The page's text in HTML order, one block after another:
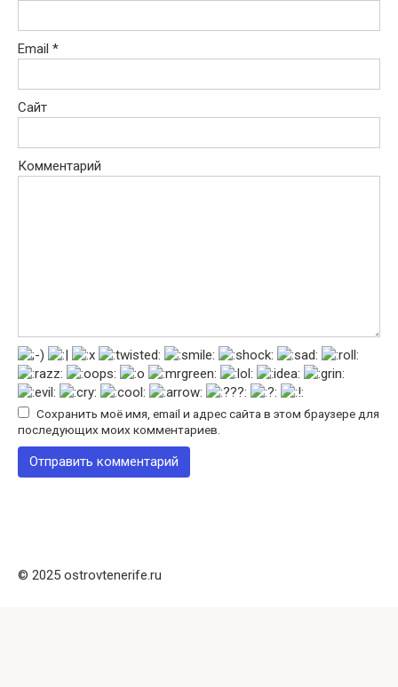
Email *
Сайт
Комментарий
Сохранить моё имя, email и адрес сайта в этом браузере для
последующих моих комментариев.
© 2025 ostrovtenerife.ru